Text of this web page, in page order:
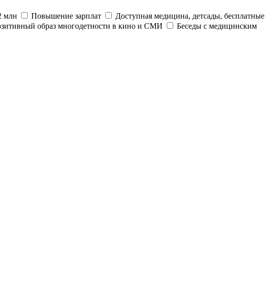
млн Повышение зарплат
Доступная медицина, детсады, бесплатные
образ многодетности в кино и СМИ
Беседы с медицинским